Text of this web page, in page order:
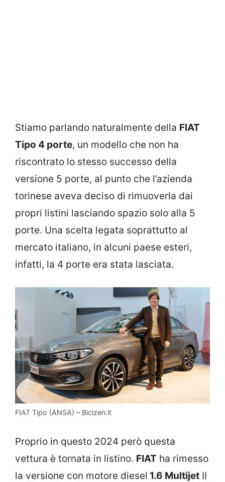
Stiamo parlando naturalmente della FIAT
Tipo 4 porte, un modello che non ha
riscontrato lo stesso successo della
versione 5 porte, al punto che l’azienda
torinese aveva deciso di rimuoverla dai
propri listini lasciando spazio solo alla 5
porte. Una scelta legata soprattutto al
mercato italiano, in alcuni paese esteri,
infatti, la 4 porte era stata lasciata.
FIAT Tipo (ANSA) – Bicizen.it
Proprio in questo 2024 però questa
vettura è tornata in listino. FIAT ha rimesso
la versione con motore diesel 1.6 Multijet II